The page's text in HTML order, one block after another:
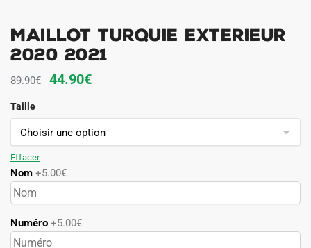
MAILLOT TURQUIE EXTERIEUR
2020 2021
89.90€
Le
initial
était :
44.90€Le
actuel
est :
Taille
Effacer
Nom +5.00€
Numéro +5.00€